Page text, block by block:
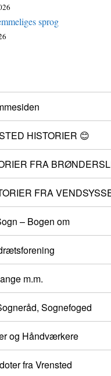
sprog
HISTORIER 😊
FRA
FRA
– Bogen om
m.m.
Sognefoged
og Håndværkere
fra Vrensted